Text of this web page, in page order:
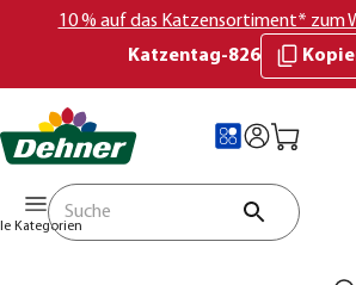
10 % auf das Katzensortiment* zum
Katzentag-826
Kategorien